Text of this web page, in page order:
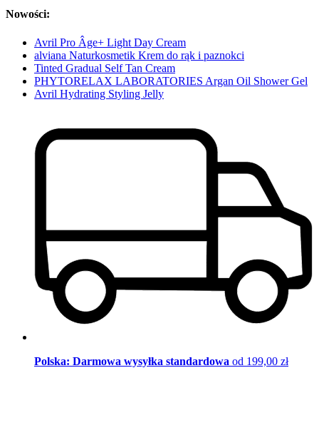
Nowości:
Avril Pro Âge+ Light Day Cream
alviana Naturkosmetik Krem do rąk i paznokci
Tinted Gradual Self Tan Cream
PHYTORELAX LABORATORIES Argan Oil Shower Gel
Avril Hydrating Styling Jelly
Polska: Darmowa wysyłka standardowa od 199,00 zł